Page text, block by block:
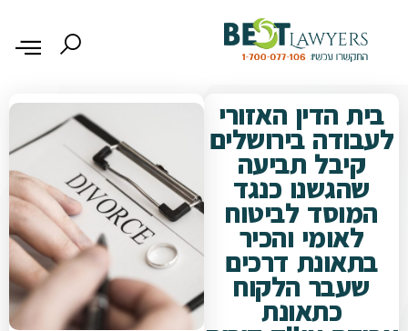
בית הדין האזורי
לעבודה בירושלים
קיבל תביעה
שהגשנו כנגד
המוסד לביטוח
לאומי והכיר
בתאונת דרכים
שעבר הלקוח
כתאונת